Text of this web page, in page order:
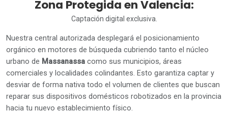
Zona Protegida en Valencia:
Captación digital exclusiva.
Nuestra central autorizada desplegará el posicionamiento
orgánico en motores de búsqueda cubriendo tanto el núcleo
urbano de Massanassa como sus municipios, áreas
comerciales y localidades colindantes. Esto garantiza captar y
desviar de forma nativa todo el volumen de clientes que buscan
reparar sus dispositivos domésticos robotizados en la provincia
hacia tu nuevo establecimiento físico.